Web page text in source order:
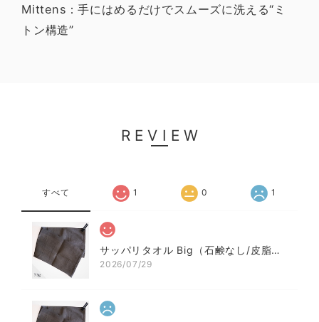
Mittens：手にはめるだけでスムーズに洗える“ミ
トン構造”
REVIEW
すべて 1 0 1
サッパリタオル Big（石鹸なし/皮脂汚れ/登山の汗のベタつき除去）
2026/07/29